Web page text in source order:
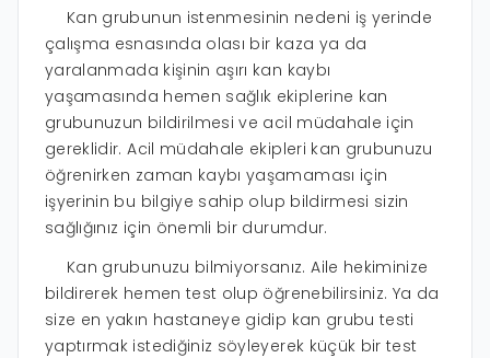
Kan grubunun istenmesinin nedeni iş yerinde
çalışma esnasında olası bir kaza ya da
yaralanmada kişinin aşırı kan kaybı
yaşamasında hemen sağlık ekiplerine kan
grubunuzun bildirilmesi ve acil müdahale için
gereklidir. Acil müdahale ekipleri kan grubunuzu
öğrenirken zaman kaybı yaşamaması için
işyerinin bu bilgiye sahip olup bildirmesi sizin
sağlığınız için önemli bir durumdur.
Kan grubunuzu bilmiyorsanız. Aile hekiminize
bildirerek hemen test olup öğrenebilirsiniz. Ya da
size en yakın hastaneye gidip kan grubu testi
yaptırmak istediğiniz söyleyerek küçük bir test